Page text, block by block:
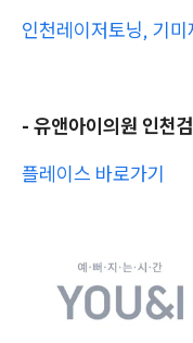
인천레이저토닝, 기
- 유앤아이의원 인천
플레이스 바로가기